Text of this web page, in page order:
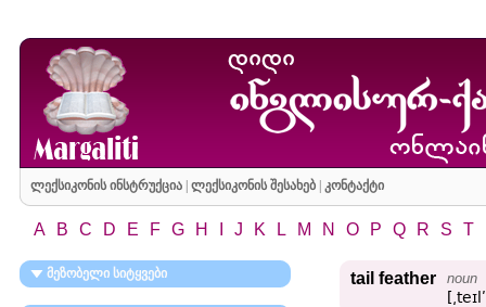
ლექსიკონის ინსტრუქცია| ლექსიკონის შესახებ| კონტაქტი
A B C D E F G H J K L M N O P Q R S T
მეზობელი სიტყვები tail feather noun